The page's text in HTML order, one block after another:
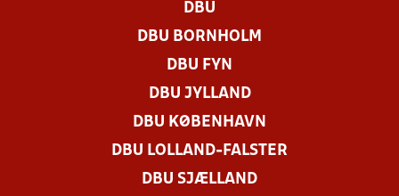
DBU
DBU BORNHOLM
DBU FYN
DBU JYLLAND
DBU KØBENHAVN
DBU LOLLAND-FALSTER
DBU SJÆLLAND